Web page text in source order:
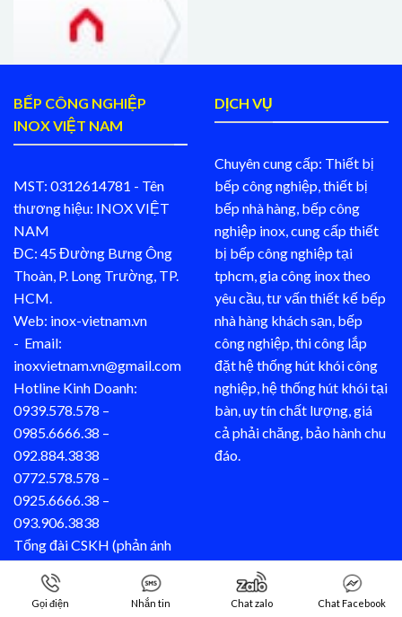
BẾP CÔNG NGHIỆP
INOX VIỆT NAM
MST: 0312614781 - Tên
thương hiệu: INOX VIỆT
NAM
ĐC: 45 Đường Bưng Ông
Thoàn, P. Long Trường, TP.
HCM.
Web: inox-vietnam.vn
- Email:
inoxvietnam.vn@gmail.com
Hotline Kinh Doanh:
0939.578.578 –
0985.6666.38 –
092.884.3838
0772.578.578 –
0925.6666.38 –
093.906.3838
Tổng đài CSKH (phản ánh
24/7: 03.888.888.38
DỊCH VỤ
Chuyên cung cấp: Thiết bị
bếp công nghiệp, thiết bị
bếp nhà hàng, bếp công
nghiệp inox, cung cấp thiết
bị bếp công nghiệp tại
tphcm, gia công inox theo
yêu cầu, tư vấn thiết kế bếp
nhà hàng khách sạn, bếp
công nghiệp, thi công lắp
đặt hệ thống hút khói công
nghiệp, hệ thống hút khói tại
bàn, uy tín chất lượng, giá
cả phải chăng, bảo hành chu
đáo.
Gọi điện Nhắn tin Chat zalo Chat Facebook